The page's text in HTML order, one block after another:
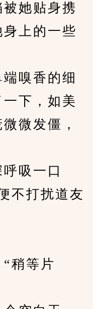
她贴身携
上的一些
嗅香的细
下，如美
微发僵，
吸一口
不打扰道友
稍等片